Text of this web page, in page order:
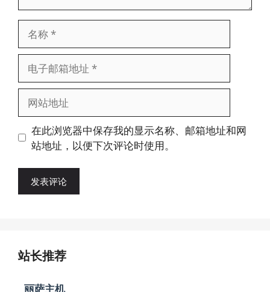
邮
地
址
址
在此浏览器中保存我的显示名称、邮箱地址和网
站地址，以便下次评论时使用。
站长推荐
丽萨主机